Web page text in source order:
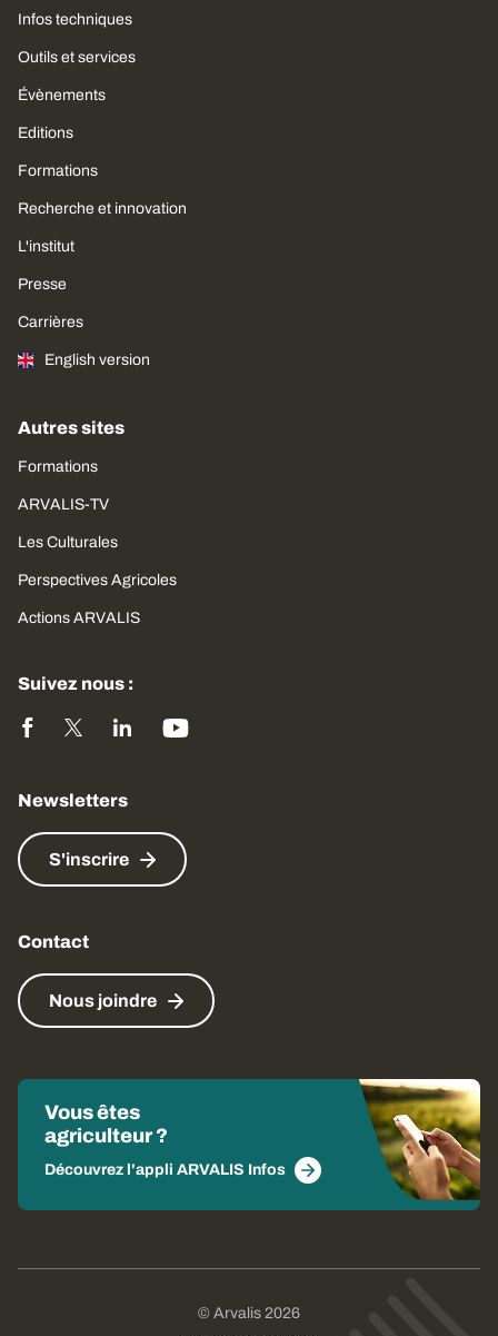
Infos techniques
Outils et services
Évènements
Editions
Formations
Recherche et innovation
L'institut
Presse
Carrières
English version
Autres sites
Formations
ARVALIS-TV
Les Culturales
Perspectives Agricoles
Actions ARVALIS
Suivez nous :
Newsletters
S'inscrire
Contact
Nous joindre
Vous êtes
agriculteur ?
Découvrez l'appli ARVALIS Infos
© Arvalis 2026